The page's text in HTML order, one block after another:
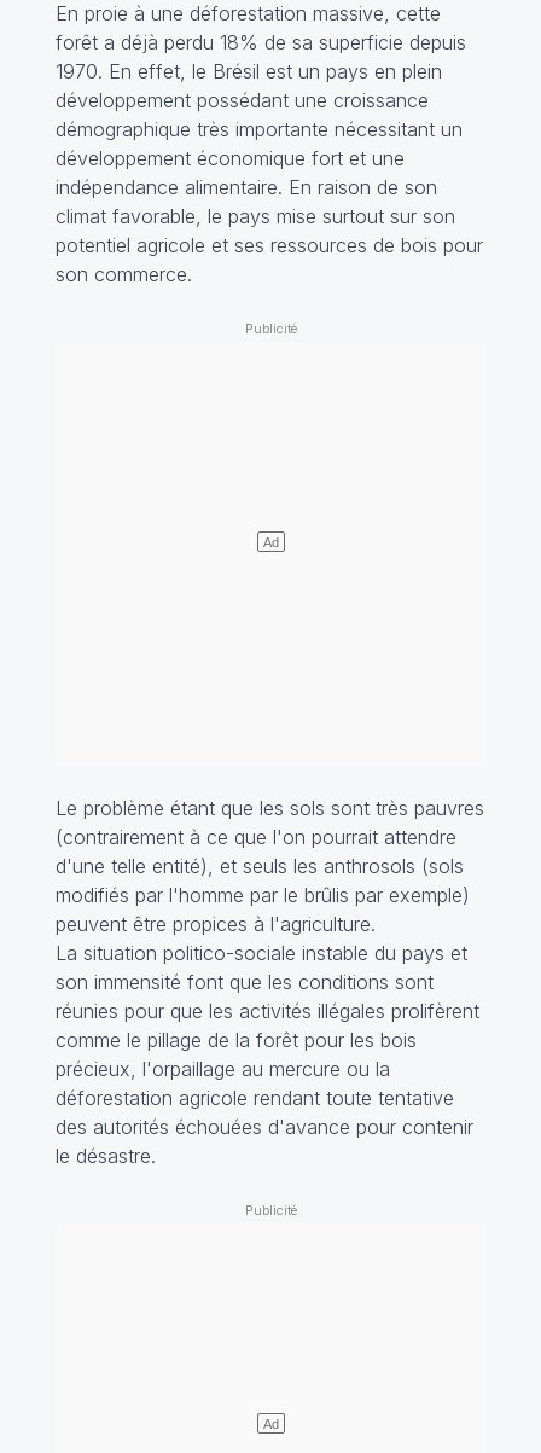
En proie à une déforestation massive, cette
forêt a déjà perdu 18% de sa superficie depuis
1970. En effet, le Brésil est un pays en plein
développement possédant une croissance
démographique très importante nécessitant un
développement économique fort et une
indépendance alimentaire. En raison de son
climat favorable, le pays mise surtout sur son
potentiel agricole et ses ressources de bois pour
son commerce.
Le problème étant que les sols sont très pauvres
(contrairement à ce que l'on pourrait attendre
d'une telle entité), et seuls les anthrosols (sols
modifiés par l'homme par le brûlis par exemple)
peuvent être propices à l'agriculture.
La situation politico-sociale instable du pays et
son immensité font que les conditions sont
réunies pour que les activités illégales prolifèrent
comme le pillage de la forêt pour les bois
précieux, l'orpaillage au mercure ou la
déforestation agricole rendant toute tentative
des autorités échouées d'avance pour contenir
le désastre.